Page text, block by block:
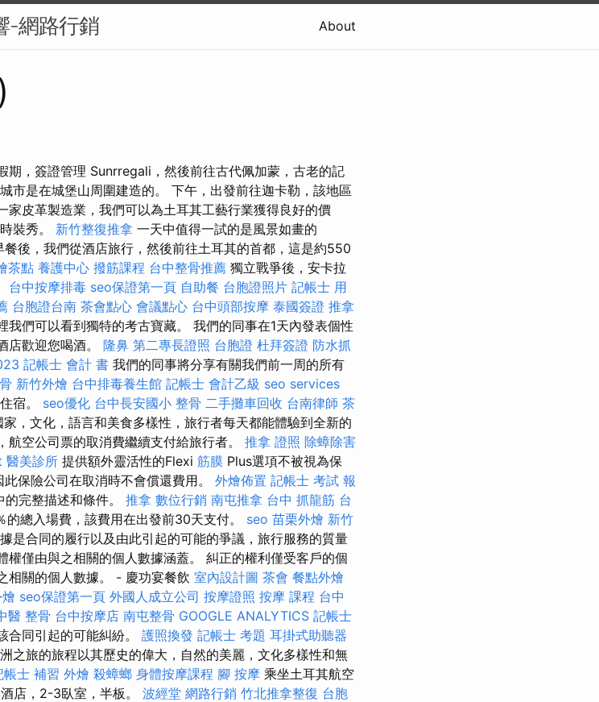
-網路行銷 About
期，簽證管理 Sunrregali，然後前往古代佩加蒙，古老的記
市是在城堡山周圍建造的。 下午，出發前往迦卡勒，該地區
家皮革製造業，我們可以為土耳其工藝行業獲得良好的價
裝秀。 新竹整復推拿 一天中值得一試的是風景如畫的
餐後，我們從酒店旅行，然後前往土耳其的首都，這是約550
茶點 養護中心 撥筋課程 台中整骨推薦 獨立戰爭後，安卡拉
台中按摩排毒 seo保證第一頁 自助餐 台胞證照片 記帳士 用
台胞證台南 茶會點心 會議點心 台中頭部按摩 泰國簽證 推拿
們可以看到獨特的考古寶藏。 我們的同事在1天內發表個性
店歡迎您喝酒。 隆鼻 第二專長證照 台胞證 杜拜簽證 防水抓
記帳士 會計 書 我們的同事將分享有關我們前一周的所有
新竹外燴 台中排毒養生館 記帳士 會計乙級 seo services
宿。 seo優化 台中長安國小 整骨 二手攤車回收 台南律師 茶
，文化，語言和美食多樣性，旅行者每天都能體驗到全新的
空公司票的取消費繼續支付給旅行者。 推拿 證照 除蟑除害
醫美診所 提供額外靈活性的Flexi 筋膜 Plus選項不被視為保
保險公司在取消時不會償還費用。 外燴佈置 記帳士 考試 報
完整描述和條件。 推拿 數位行銷 南屯推拿 台中 抓龍筋 台
的總入場費，該費用在出發前30天支付。 seo 苗栗外燴 新竹
是合同的履行以及由此引起的可能的爭議，旅行服務的質量
權僅由與之相關的個人數據涵蓋。 糾正的權利僅受客戶的個
相關的個人數據。 - 慶功宴餐飲 室內設計圖 茶會 餐點外燴
seo保證第一頁 外國人成立公司 按摩證照 按摩 課程 台中
醫 整骨 台中按摩店 南屯整骨 GOOGLE ANALYTICS 記帳士
合同引起的可能糾紛。 護照換發 記帳士 考題 耳掛式助聽器
之旅的旅程以其歷史的偉大，自然的美麗，文化多樣性和無
帳士 補習 外燴 殺蟑螂 身體按摩課程 腳 按摩 乘坐土耳其航空
店，2-3臥室，半板。 波經堂 網路行銷 竹北推拿整復 台胞